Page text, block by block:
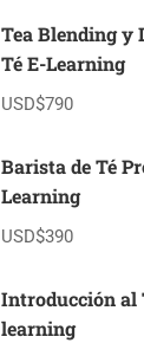
Tea Blending y
Té E-Learning
USD$790
Barista de Té
Learning
USD$390
Introducción al
learning